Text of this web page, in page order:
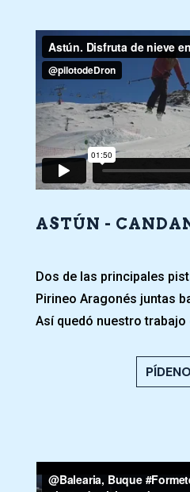
ASTÚN -
Dos de las principales
Pirineo Aragonés juntas
Así quedó nuestro trabajo